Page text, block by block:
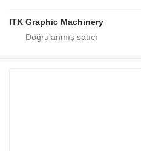
ITK Graphic Machinery